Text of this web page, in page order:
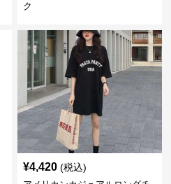
ク
¥4,420 (税込)